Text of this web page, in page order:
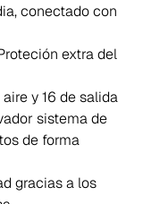
conectado con
extra del
y 16 de salida
sistema de
de forma
gracias a los